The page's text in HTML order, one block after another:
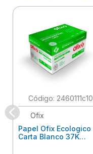
: 2460111c10
Ofix
Papel Ofix Ecologico
Carta Blanco 37K